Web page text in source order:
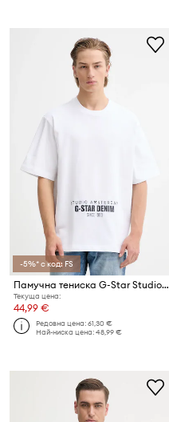
-5%* с код: FS
Памучна тениска G-Star Studio ams boxy
Текуща цена:
44,99 €
Редовна цена:61,30 €
Най-ниска цена:48,99 €